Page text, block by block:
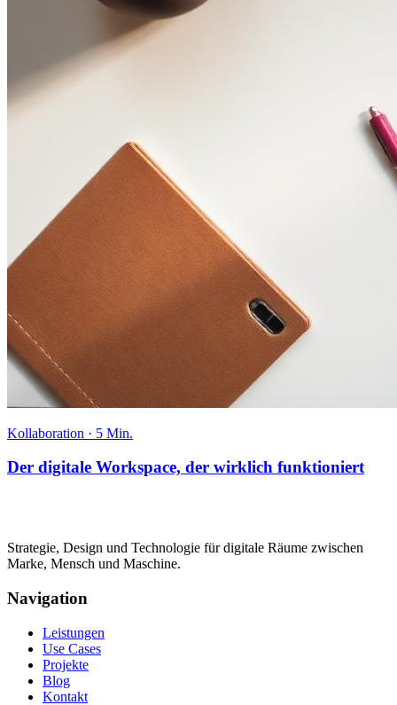
Kollaboration · 5 Min.
Der digitale Workspace, der wirklich funktioniert
Strategie, Design und Technologie für digitale Räume zwischen
Marke, Mensch und Maschine.
Navigation
Leistungen
Use Cases
Projekte
Blog
Kontakt